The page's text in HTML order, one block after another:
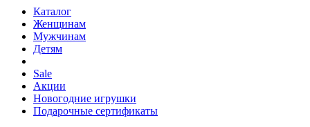
Каталог
Женщинам
Мужчинам
Детям
Sale
Акции
Новогодние игрушки
Подарочные сертификаты